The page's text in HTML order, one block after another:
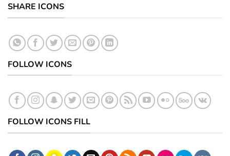
SHARE ICONS
FOLLOW ICONS
FOLLOW ICONS FILL